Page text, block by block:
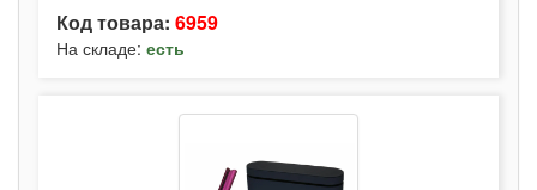
Код товара: 6959
На складе: есть